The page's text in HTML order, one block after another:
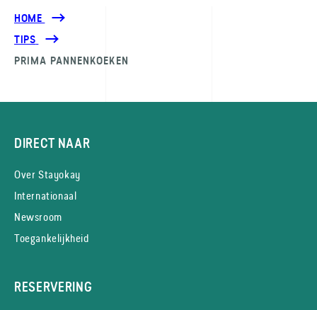
HOME
TIPS
PRIMA PANNENKOEKEN
DIRECT NAAR
Over Stayokay
Internationaal
Newsroom
Toegankelijkheid
RESERVERING